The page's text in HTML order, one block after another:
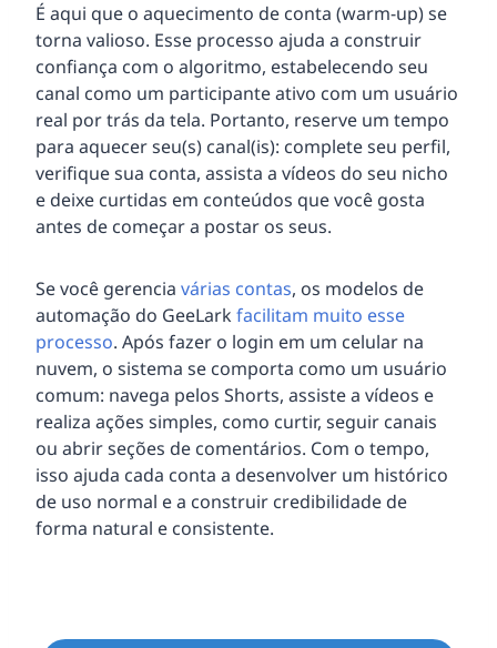
É aqui que o aquecimento de conta (warm-up) se
torna valioso. Esse processo ajuda a construir
confiança com o algoritmo, estabelecendo seu
canal como um participante ativo com um usuário
real por trás da tela. Portanto, reserve um tempo
para aquecer seu(s) canal(is): complete seu perfil,
verifique sua conta, assista a vídeos do seu nicho
e deixe curtidas em conteúdos que você gosta
antes de começar a postar os seus.
Se você gerencia várias contas, os modelos de
automação do GeeLark facilitam muito esse
processo. Após fazer o login em um celular na
nuvem, o sistema se comporta como um usuário
comum: navega pelos Shorts, assiste a vídeos e
realiza ações simples, como curtir, seguir canais
ou abrir seções de comentários. Com o tempo,
isso ajuda cada conta a desenvolver um histórico
de uso normal e a construir credibilidade de
forma natural e consistente.